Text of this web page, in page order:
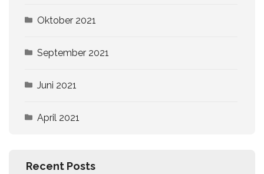
Oktober 2021
September 2021
Juni 2021
April 2021
Recent Posts